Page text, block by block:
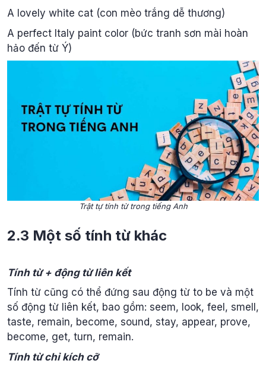
A lovely white cat (con mèo trắng dễ thương)
A perfect Italy paint color (bức tranh sơn mài hoàn
hảo đến từ Ý)
Trật tự tính từ trong tiếng Anh
2.3 Một số tính từ khác
Tính từ + động từ liên kết
Tính từ cũng có thể đứng sau động từ to be và một
số động từ liên kết, bao gồm: seem, look, feel, smell,
taste, remain, become, sound, stay, appear, prove,
become, get, turn, remain.
Tính từ chỉ kích cỡ